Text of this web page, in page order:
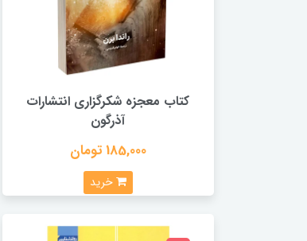
کتاب معجزه شکرگزاری انتشارات
آذرگون
185,000 تومان
خرید